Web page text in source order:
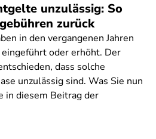
unzulässig: So
zurück
in den vergangenen Jahren
oder erhöht. Der
dass solche
unzulässig sind. Was Sie nun
in diesem Beitrag der